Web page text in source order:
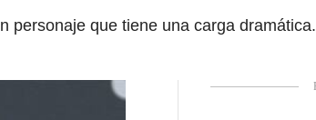
personaje que tiene una carga dramática.